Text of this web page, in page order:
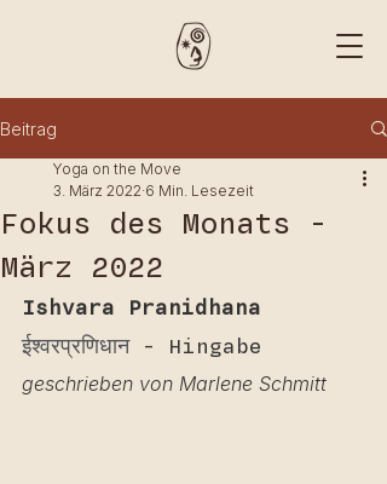
Beitrag
Fokus des Monats -
März 2022
Yoga on the Move
3. März 2022 6 Min. Lesezeit
Ishvara Pranidhana
ईश्वरप्रणिधान - Hingabe
geschrieben von Marlene Schmitt